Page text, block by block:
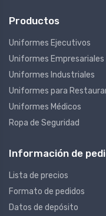
Productos
Uniformes Ejecutivos
Uniformes Empresariales
Uniformes Industriales
Uniformes para
Uniformes Médicos
Ropa de Seguridad
Información de
Lista de precios
Formato de pedidos
Datos de depósito